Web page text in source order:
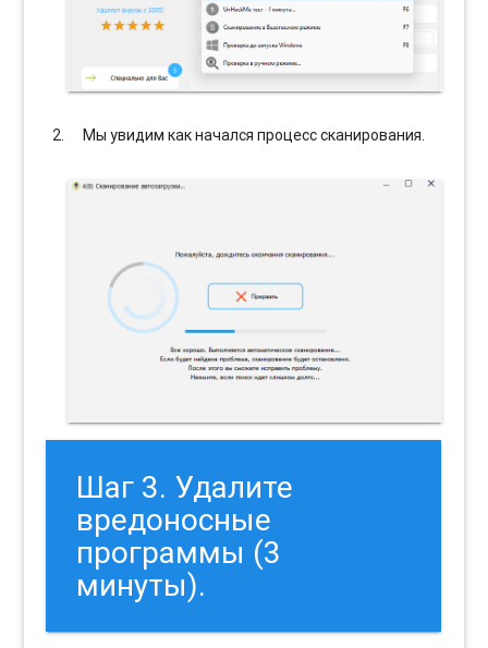
Мы увидим как начался процесс сканирования.
Шаг 3. Удалите
вредоносные
программы (3
минуты).